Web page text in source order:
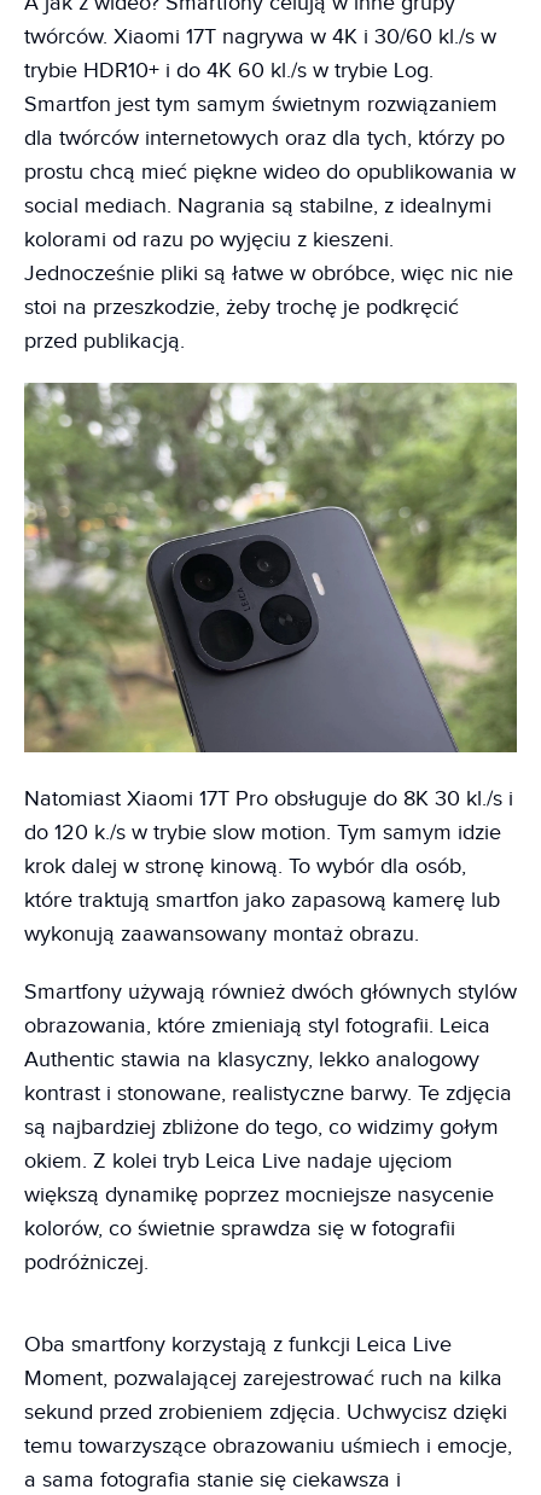
twórców. Xiaomi 17T nagrywa w 4K i 30/60 kl./s w
trybie HDR10+ i do 4K 60 kl./s w trybie Log.
Smartfon jest tym samym świetnym rozwiązaniem
dla twórców internetowych oraz dla tych, którzy po
prostu chcą mieć piękne wideo do opublikowania w
social mediach. Nagrania są stabilne, z idealnymi
kolorami od razu po wyjęciu z kieszeni.
Jednocześnie pliki są łatwe w obróbce, więc nic nie
stoi na przeszkodzie, żeby trochę je podkręcić
przed publikacją.
Natomiast Xiaomi 17T Pro obsługuje do 8K 30 kl./s i
do 120 k./s w trybie slow motion. Tym samym idzie
krok dalej w stronę kinową. To wybór dla osób,
które traktują smartfon jako zapasową kamerę lub
wykonują zaawansowany montaż obrazu.
Smartfony używają również dwóch głównych stylów
obrazowania, które zmieniają styl fotografii. Leica
Authentic stawia na klasyczny, lekko analogowy
kontrast i stonowane, realistyczne barwy. Te zdjęcia
są najbardziej zbliżone do tego, co widzimy gołym
okiem. Z kolei tryb Leica Live nadaje ujęciom
większą dynamikę poprzez mocniejsze nasycenie
kolorów, co świetnie sprawdza się w fotografii
podróżniczej.
Oba smartfony korzystają z funkcji Leica Live
Moment, pozwalającej zarejestrować ruch na kilka
sekund przed zrobieniem zdjęcia. Uchwycisz dzięki
temu towarzyszące obrazowaniu uśmiech i emocje,
a sama fotografia stanie się ciekawsza i